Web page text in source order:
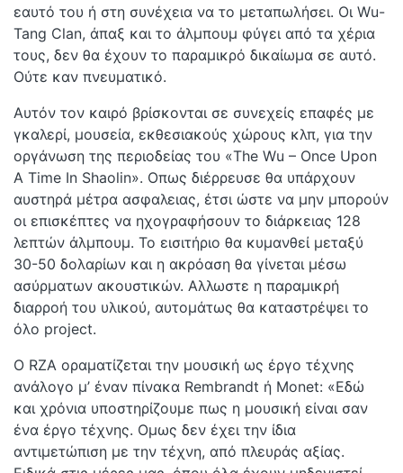
εαυτό του ή στη συνέχεια να το μεταπωλήσει. Οι Wu-
Tang Clan, άπαξ και το άλμπουμ φύγει από τα χέρια
τους, δεν θα έχουν το παραμικρό δικαίωμα σε αυτό.
Ούτε καν πνευματικό.
Αυτόν τον καιρό βρίσκονται σε συνεχείς επαφές με
γκαλερί, μουσεία, εκθεσιακούς χώρους κλπ, για την
οργάνωση της περιοδείας του «The Wu – Once Upon
A Time In Shaolin». Οπως διέρρευσε θα υπάρχουν
αυστηρά μέτρα ασφαλειας, έτσι ώστε να μην μπορούν
οι επισκέπτες να ηχογραφήσουν το διάρκειας 128
λεπτών άλμπουμ. Το εισιτήριο θα κυμανθεί μεταξύ
30-50 δολαρίων και η ακρόαση θα γίνεται μέσω
ασύρματων ακουστικών. Αλλωστε η παραμικρή
διαρροή του υλικού, αυτομάτως θα καταστρέψει το
όλο project.
O RZA οραματίζεται την μουσική ως έργο τέχνης
ανάλογο μ’ έναν πίνακα Rembrandt ή Monet: «Εδώ
και χρόνια υποστηρίζουμε πως η μουσική είναι σαν
ένα έργο τέχνης. Ομως δεν έχει την ίδια
αντιμετώπιση με την τέχνη, από πλευράς αξίας.